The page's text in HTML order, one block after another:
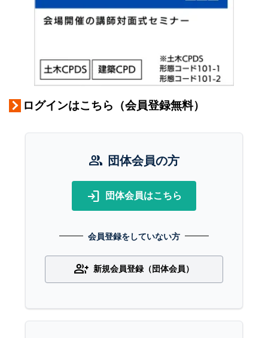
ログインはこちら（会員登録無料）
group 団体会員の方
login 団体会員はこちら
会員登録をしていない方
group_add 新規会員登録（団体会員）